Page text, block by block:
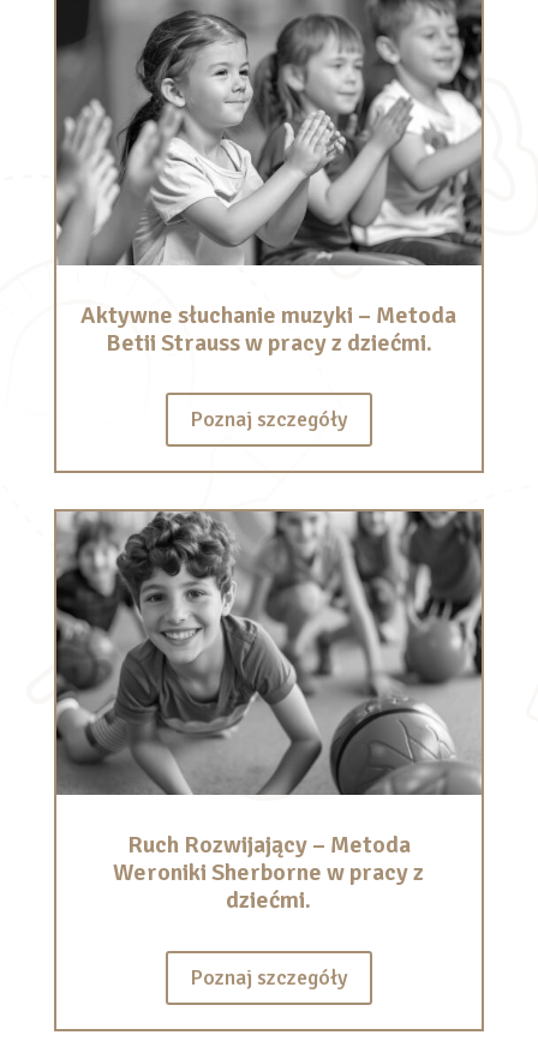
Aktywne słuchanie muzyki – Metoda
Betii Strauss w pracy z dziećmi.
Poznaj szczegóły
Ruch Rozwijający – Metoda
Weroniki Sherborne w pracy z
dziećmi.
Poznaj szczegóły